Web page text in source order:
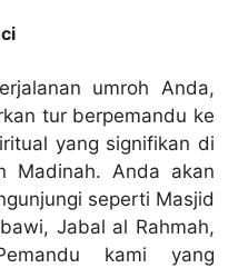
umroh Anda,
tur berpemandu ke
yang signifikan di
Madinah. Anda akan
seperti Masjid
Jabal al Rahmah,
kami yang